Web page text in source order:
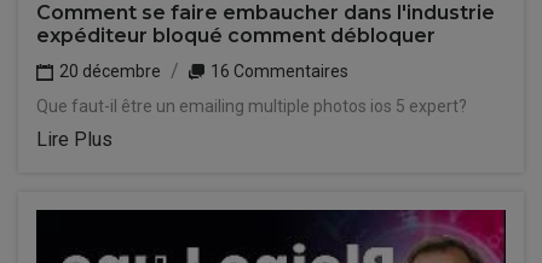
Comment se faire embaucher dans l'industrie
expéditeur bloqué comment débloquer
20 décembre
16 Commentaires
Que faut-il être un emailing multiple photos ios 5 expert?
Lire Plus